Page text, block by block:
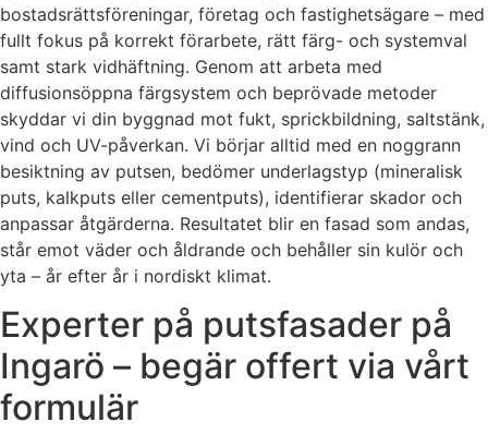
bostadsrättsföreningar, företag och fastighetsägare – med
fullt fokus på korrekt förarbete, rätt färg- och systemval
samt stark vidhäftning. Genom att arbeta med
diffusionsöppna färgsystem och beprövade metoder
skyddar vi din byggnad mot fukt, sprickbildning, saltstänk,
vind och UV-påverkan. Vi börjar alltid med en noggrann
besiktning av putsen, bedömer underlagstyp (mineralisk
puts, kalkputs eller cementputs), identifierar skador och
anpassar åtgärderna. Resultatet blir en fasad som andas,
står emot väder och åldrande och behåller sin kulör och
yta – år efter år i nordiskt klimat.
Experter på putsfasader på
Ingarö – begär offert via vårt
formulär